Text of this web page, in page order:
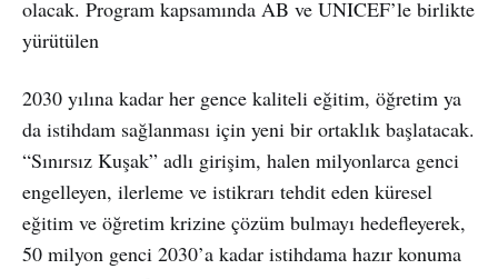
olacak. Program kapsamında AB ve UNICEF’le birlikte
yürütülen
2030 yılına kadar her gence kaliteli eğitim, öğretim ya
da istihdam sağlanması için yeni bir ortaklık başlatacak.
“Sınırsız Kuşak” adlı girişim, halen milyonlarca genci
engelleyen, ilerleme ve istikrarı tehdit eden küresel
eğitim ve öğretim krizine çözüm bulmayı hedefleyerek,
50 milyon genci 2030’a kadar istihdama hazır konuma